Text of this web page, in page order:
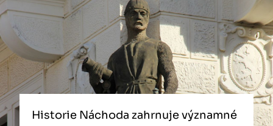
Historie Náchoda zahrnuje významné